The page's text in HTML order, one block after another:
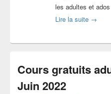
les adultes et
Lire la suite Cours
→
Cours gratuits
Juin 2022